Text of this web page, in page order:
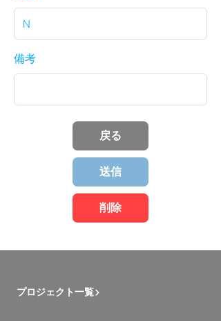
備考
戻る
送信
削除
プロジェクト一覧